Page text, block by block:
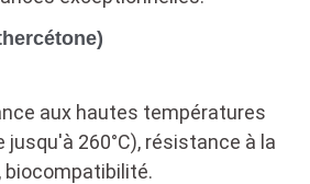
aux hautes températures
260°C), résistance à la
biocompatibilité.